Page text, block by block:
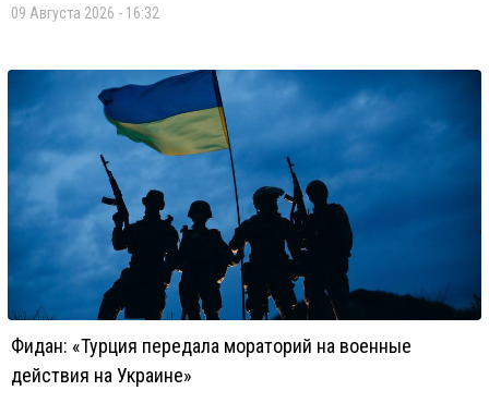
09 Августа 2026 - 16:32
Фидан: «Турция передала мораторий на военные
действия на Украине»